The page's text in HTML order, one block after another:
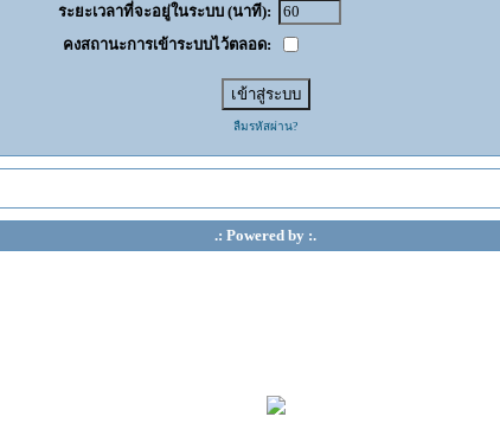
ระยะเวลาที่จะอยู่ในระบบ (นาที):
คงสถานะการเข้าระบบไว้ตลอด:
ลืมรหัสผ่าน?
.: Powered by :.